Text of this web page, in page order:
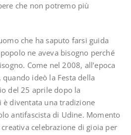
che non potremo più
che ha saputo farsi guida
ne aveva bisogno perché
Come nel 2008, all’epoca
ideò la Festa della
del 25 aprile dopo la
è diventata una tradizione
antifascista di Udine. Momento
celebrazione di gioia per